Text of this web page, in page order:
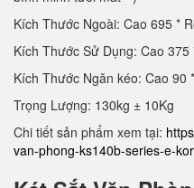
Kích Thước Ngoài: Cao 695 *
Kích Thước Sử Dụng: Cao
Kích Thước Ngăn kéo: Cao 90
Trọng Lượng: 130kg ± 10Kg
Chi tiết sản phẩm xem tại:
van-phong-ks140b-series-e-